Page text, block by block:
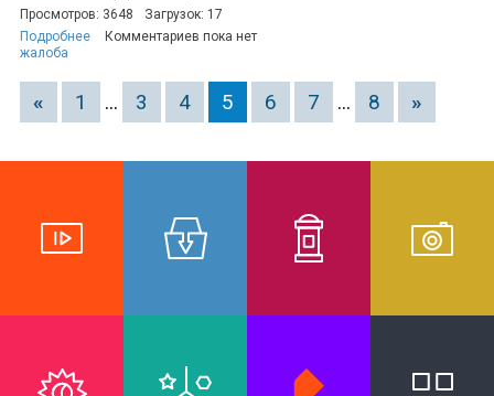
Просмотров: 3648
Загрузок: 17
Подробнее
Комментариев пока нет
жалоба
« 1 ... 3 4 5 6 7 ... 8 »